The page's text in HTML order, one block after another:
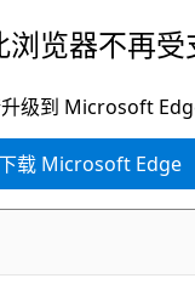
浏览器不再
级到 Microsoft
载 Microsoft Edge